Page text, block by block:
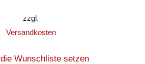
zzgl.
Versandkosten
Wunschliste setzen